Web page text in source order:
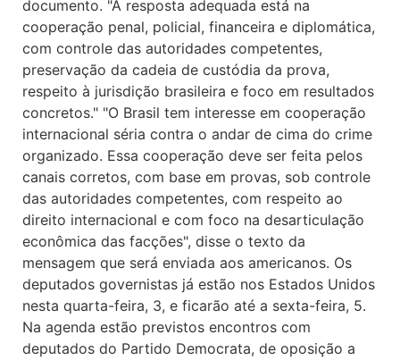
documento. "A resposta adequada está na
cooperação penal, policial, financeira e diplomática,
com controle das autoridades competentes,
preservação da cadeia de custódia da prova,
respeito à jurisdição brasileira e foco em resultados
concretos." "O Brasil tem interesse em cooperação
internacional séria contra o andar de cima do crime
organizado. Essa cooperação deve ser feita pelos
canais corretos, com base em provas, sob controle
das autoridades competentes, com respeito ao
direito internacional e com foco na desarticulação
econômica das facções", disse o texto da
mensagem que será enviada aos americanos. Os
deputados governistas já estão nos Estados Unidos
nesta quarta-feira, 3, e ficarão até a sexta-feira, 5.
Na agenda estão previstos encontros com
deputados do Partido Democrata, de oposição a